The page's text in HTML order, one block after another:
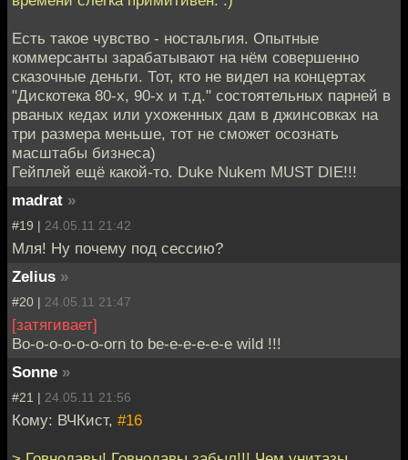
Есть такое чувство - ностальгия. Опытные
коммерсанты зарабатывают на нём совершенно
сказочные деньги. Тот, кто не видел на концертах
"Дискотека 80-х, 90-х и т.д." состоятельных парней в
рваных кедах или ухоженных дам в джинсовках на
три размера меньше, тот не сможет осознать
масштабы бизнеса)
Гейплей ещё какой-то. Duke Nukem MUST DIE!!!
madrat »
#19 | 24.05.11 21:42
Мля! Ну почему под сессию?
Zelius »
#20 | 24.05.11 21:47
[затягивает]
Bo-o-o-o-o-o-orn to be-e-e-e-e-e wild !!!
Sonne »
#21 | 24.05.11 21:56
Кому: ВЧКист, #16